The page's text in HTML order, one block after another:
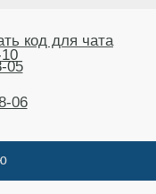
05
06